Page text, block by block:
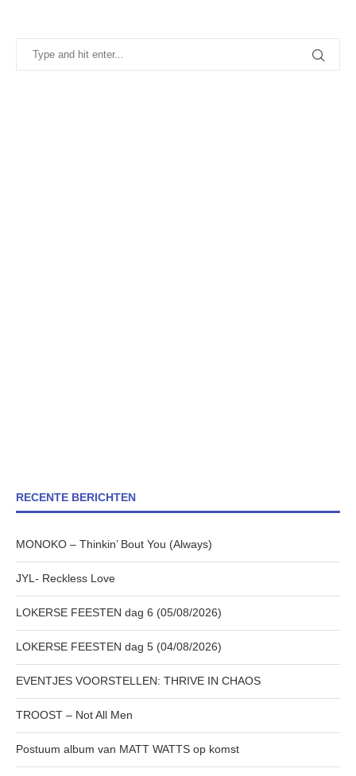
RECENTE BERICHTEN
MONOKO – Thinkin’ Bout You (Always)
JYL- Reckless Love
LOKERSE FEESTEN dag 6 (05/08/2026)
LOKERSE FEESTEN dag 5 (04/08/2026)
EVENTJES VOORSTELLEN: THRIVE IN CHAOS
TROOST – Not All Men
Postuum album van MATT WATTS op komst